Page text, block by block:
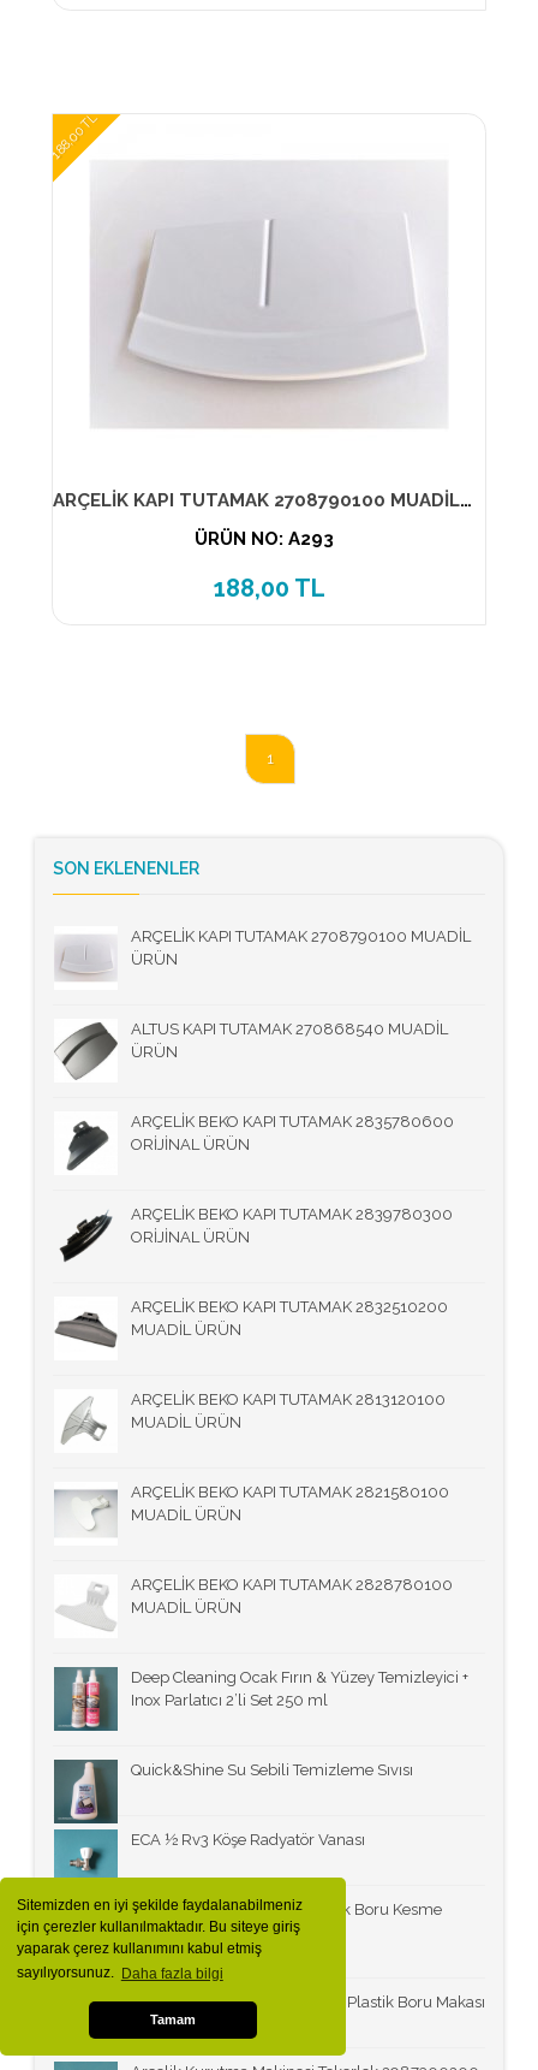
Sitemizden en iyi şekilde faydalanabilmeniz
için çerezler kullanılmaktadır. Bu siteye giriş
yaparak çerez kullanımını kabul etmiş
sayılıyorsunuz. Daha fazla bilgi
Tamam
188,00 TL
ARÇELİK KAPI TUTAMAK 2708790100 MUADİL ÜRÜN
ÜRÜN NO: A293
188,00 TL
1
SON EKLENENLER
ARÇELİK KAPI TUTAMAK 2708790100 MUADİL
ÜRÜN
ALTUS KAPI TUTAMAK 270868540 MUADİL
ÜRÜN
ARÇELİK BEKO KAPI TUTAMAK 2835780600
ORİJİNAL ÜRÜN
ARÇELİK BEKO KAPI TUTAMAK 2839780300
ORİJİNAL ÜRÜN
ARÇELİK BEKO KAPI TUTAMAK 2832510200
MUADİL ÜRÜN
ARÇELİK BEKO KAPI TUTAMAK 2813120100
MUADİL ÜRÜN
ARÇELİK BEKO KAPI TUTAMAK 2821580100
MUADİL ÜRÜN
ARÇELİK BEKO KAPI TUTAMAK 2828780100
MUADİL ÜRÜN
Deep Cleaning Ocak Fırın & Yüzey Temizleyici +
Inox Parlatıcı 2’li Set 250 ml
Quick&Shine Su Sebili Temizleme Sıvısı
ECA ½ Rv3 Köşe Radyatör Vanası
Fusion FSBM42 42 mm Plastik Boru Kesme
Makası
Rothenberger Rocut Tc 42MM Plastik Boru Makası